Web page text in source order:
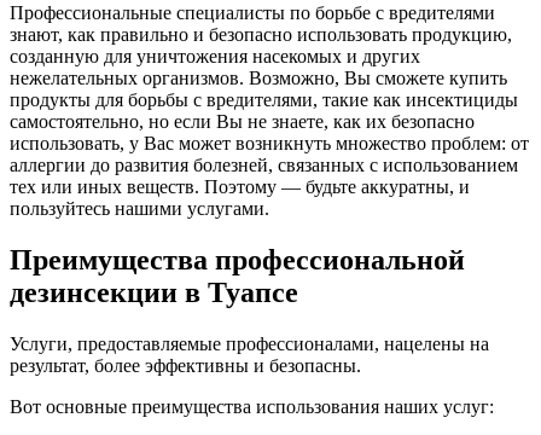
Профессиональные специалисты по борьбе с вредителями
знают, как правильно и безопасно использовать продукцию,
созданную для уничтожения насекомых и других
нежелательных организмов. Возможно, Вы сможете купить
продукты для борьбы с вредителями, такие как инсектициды
самостоятельно, но если Вы не знаете, как их безопасно
использовать, у Вас может возникнуть множество проблем: от
аллергии до развития болезней, связанных с использованием
тех или иных веществ. Поэтому — будьте аккуратны, и
пользуйтесь нашими услугами.
Преимущества профессиональной
дезинсекции в Туапсе
Услуги, предоставляемые профессионалами, нацелены на
результат, более эффективны и безопасны.
Вот основные преимущества использования наших услуг: